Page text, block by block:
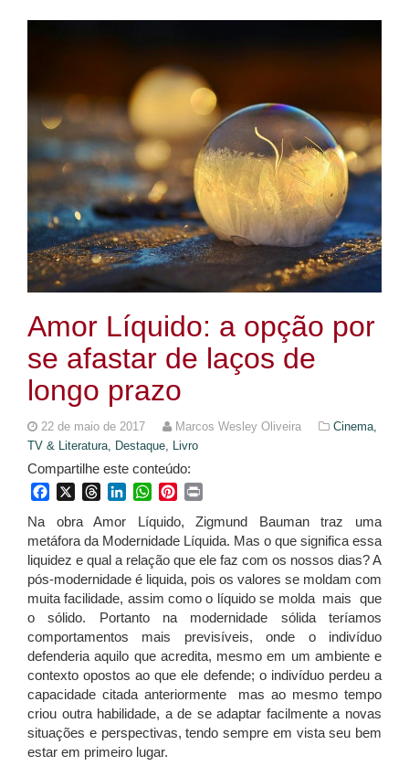
Amor Líquido: a opção por
se afastar de laços de
longo prazo
22 de maio de 2017 Marcos Wesley Oliveira
Cinema,
TV & Literatura,
Destaque, Livro
Compartilhe este conteúdo:
FacebookThreadsLinkedInWhatsApp
Pinterest
Na obra Amor Líquido, Zigmund Bauman traz uma
metáfora da Modernidade Líquida. Mas o que significa essa
liquidez e qual a relação que ele faz com os nossos dias? A
pós-modernidade é liquida, pois os valores se moldam com
muita facilidade, assim como o líquido se molda mais que
o sólido. Portanto na modernidade sólida teríamos
comportamentos mais previsíveis, onde o indivíduo
defenderia aquilo que acredita, mesmo em um ambiente e
contexto opostos ao que ele defende; o indivíduo perdeu a
capacidade citada anteriormente mas ao mesmo tempo
criou outra habilidade, a de se adaptar facilmente a novas
situações e perspectivas, tendo sempre em vista seu bem
estar em primeiro lugar.